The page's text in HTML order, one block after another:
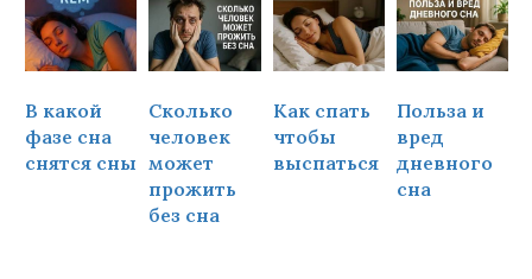
В какой
фазе сна
снятся сны
Сколько
человек
может
прожить
без сна
Как спать
чтобы
выспаться
Польза и
вред
дневного
сна